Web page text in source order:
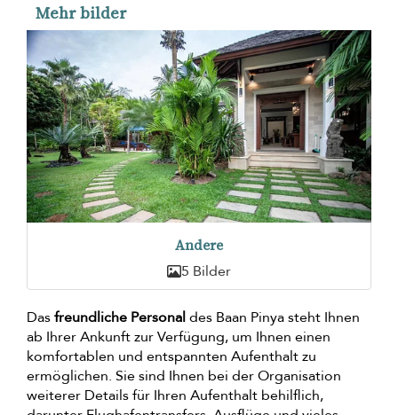
Mehr bilder
Andere
5 Bilder
Dasfreundliche Personaldes Baan Pinya steht Ihnen
ab Ihrer Ankunft zur Verfügung, um Ihnen einen
komfortablen und entspannten Aufenthalt zu
ermöglichen. Sie sind Ihnen bei der Organisation
weiterer Details für Ihren Aufenthalt behilflich,